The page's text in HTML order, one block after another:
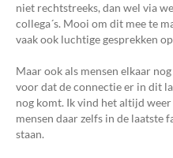
niet rechtstreeks, dan wel via
collega´s. Mooi om dit mee te
vaak ook luchtige gesprekken
Maar ook als mensen elkaar
voor dat de connectie er in dit
nog komt. Ik vind het altijd
mensen daar zelfs in de laatste
staan.